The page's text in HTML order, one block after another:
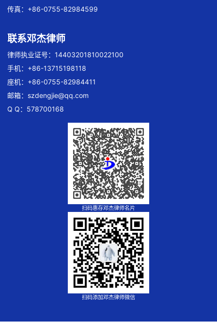
传真：+86-0755-82984599
联系邓杰律师
律师执业证号：14403201810022100
手机：+86-13715198118
座机：+86-0755-82984411
邮箱： szdengjie@qq.com
Q Q：578700168
扫码惠存邓杰律师名片
扫码添加邓杰律师微信